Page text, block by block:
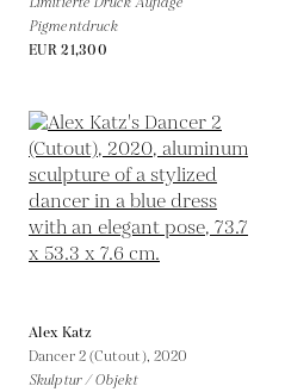
Pigmentdruck
EUR 21,300
Alex Katz
Dancer 2 (Cutout), 2020
Skulptur / Objekt